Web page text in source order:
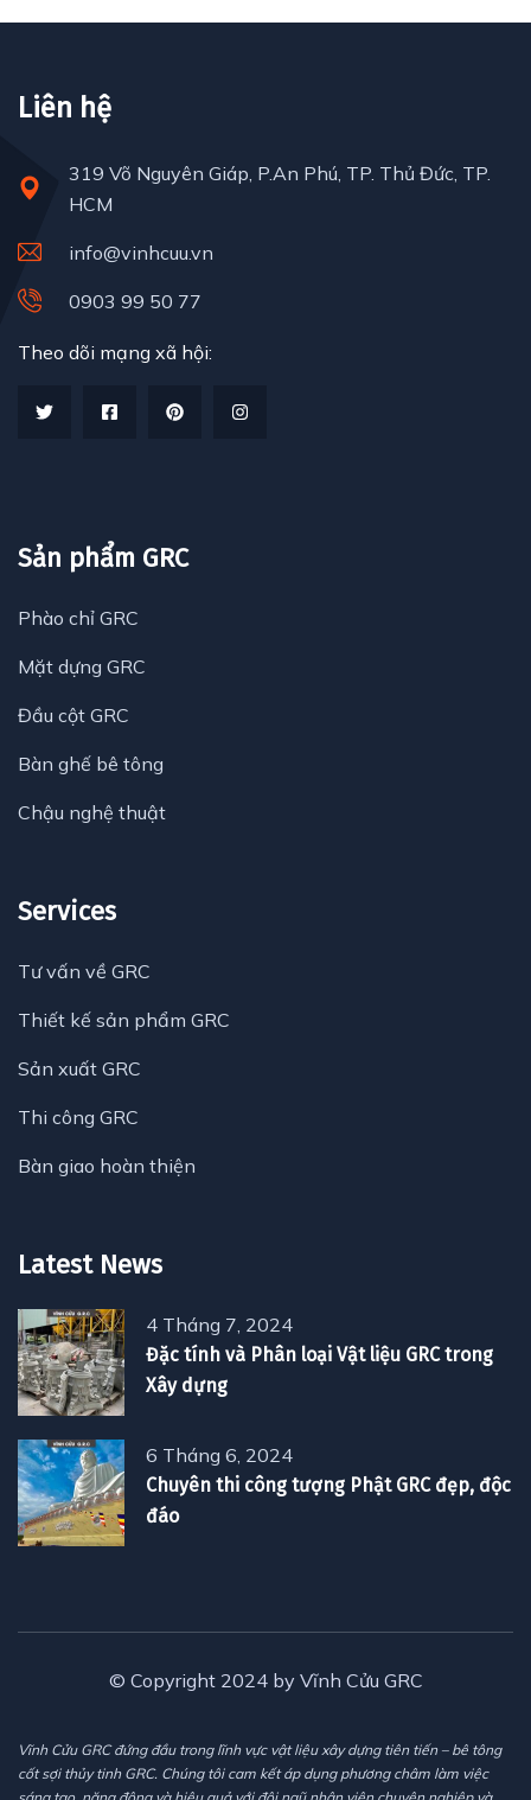
Liên hệ
319 Võ Nguyên Giáp, P.An Phú, TP. Thủ Đức, TP.
HCM
info@vinhcuu.vn
0903 99 50 77
Theo dõi mạng xã hội:
Sản phẩm GRC
Phào chỉ GRC
Mặt dựng GRC
Đầu cột GRC
Bàn ghế bê tông
Chậu nghệ thuật
Services
Tư vấn về GRC
Thiết kế sản phẩm GRC
Sản xuất GRC
Thi công GRC
Bàn giao hoàn thiện
Latest News
4 Tháng 7, 2024
Đặc tính và Phân loại Vật liệu GRC trong
Xây dựng
6 Tháng 6, 2024
Chuyên thi công tượng Phật GRC đẹp, độc
đáo
© Copyright 2024 by Vĩnh Cửu GRC
Vĩnh Cửu GRC đứng đầu trong lĩnh vực vật liệu xây dựng tiên tiến – bê tông
cốt sợi thủy tinh GRC. Chúng tôi cam kết áp dụng phương châm làm việc